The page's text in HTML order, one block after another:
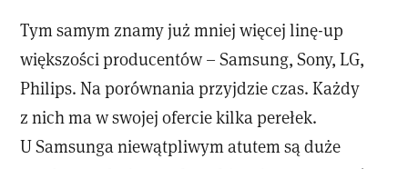
Tym samym znamy już mniej więcej linę-up
większości producentów – Samsung, Sony, LG,
Philips. Na porównania przyjdzie czas. Każdy
z nich ma w swojej ofercie kilka perełek.
U Samsunga niewątpliwym atutem są duże